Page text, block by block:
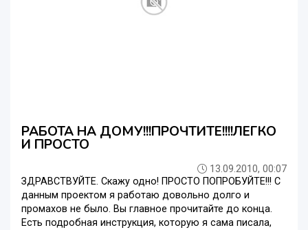
РАБОТА НА ДОМУ!!!ПРОЧТИТЕ!!!!ЛЕГКО
И ПРОСТО
13.09.2010, 00:07
ЗДРАВСТВУЙТЕ. Скажу одно! ПРОСТО ПОПРОБУЙТЕ!!! С
данным проектом я работаю довольно долго и
промахов не было. Вы главное прочитайте до конца.
Есть подробная инструкция, которую я сама писала,